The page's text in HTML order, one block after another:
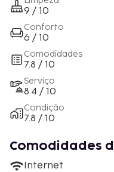
9 / 10
Conforto
6 / 10
Comodidades
7.8 / 10
Serviço
8.4 / 10
Condição
7.8 / 10
Comodidades
Internet